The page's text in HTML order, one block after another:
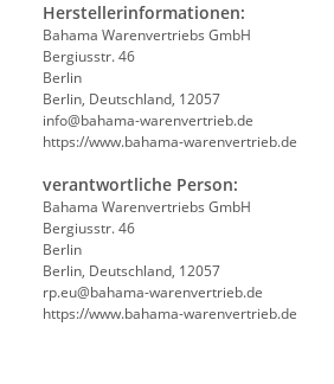
Herstellerinformationen:
Bahama Warenvertriebs GmbH
Bergiusstr. 46
Berlin
Berlin, Deutschland, 12057
ed.beirtrevneraw-amahab@ofni
https://www.bahama-warenvertrieb.de
verantwortliche Person:
Bahama Warenvertriebs GmbH
Bergiusstr. 46
Berlin
Berlin, Deutschland, 12057
ed.beirtrevneraw-amahab@ue.pr
https://www.bahama-warenvertrieb.de